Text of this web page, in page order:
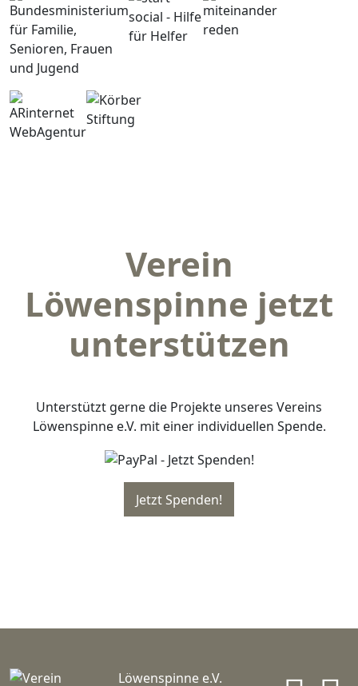
Verein
Löwenspinne jetzt
unterstützen
Unterstützt gerne die Projekte unseres Vereins
Löwenspinne e.V. mit einer individuellen Spende.
Löwenspinne e.V.